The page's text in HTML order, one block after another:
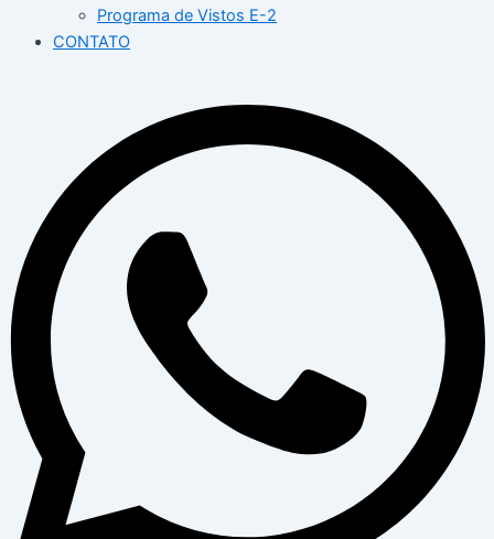
Programa de Vistos E-2
CONTATO